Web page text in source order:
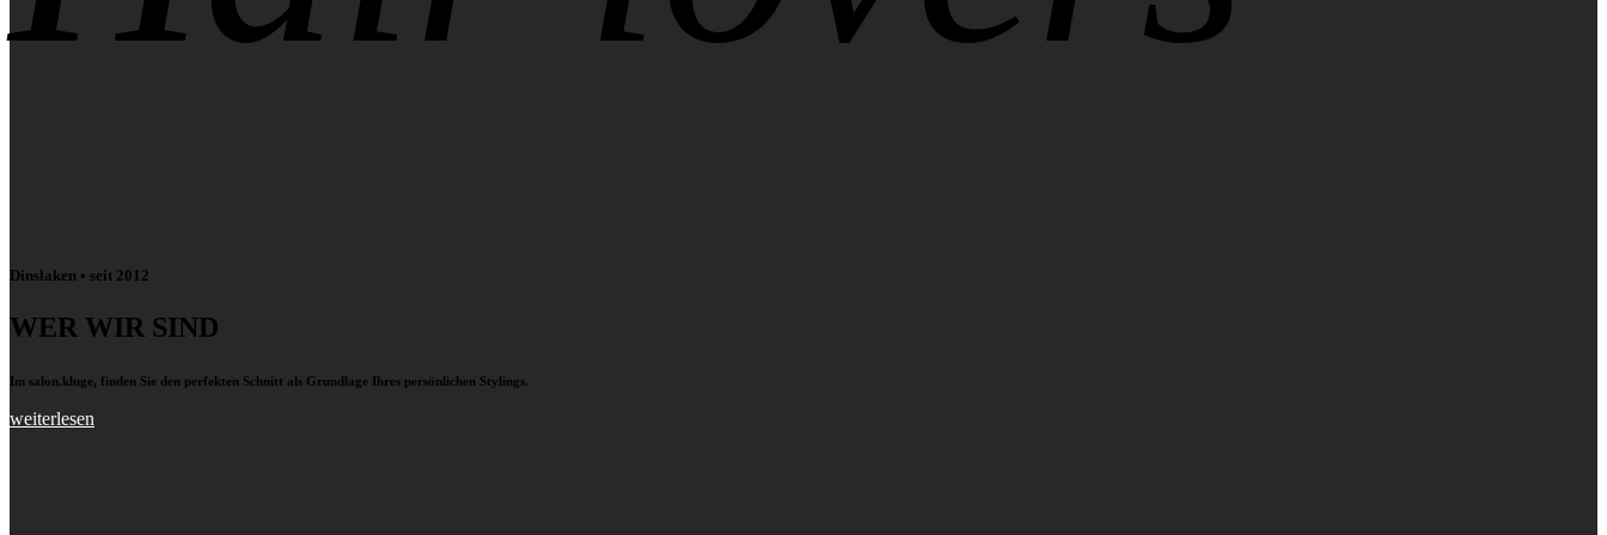
Dinslaken • seit 2012
WER WIR SIND
Im salon.kluge, finden Sie den perfekten Schnitt als Grundlage Ihres persönlichen Stylings.
weiterlesen